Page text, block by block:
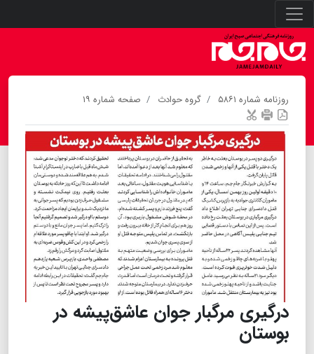
روزنامه شماره ۵۸۶۱ گروه حوادث صفحه شماره ۱۹
درگیری مرگبار جوان عاشق‌پیشه در
بوستان